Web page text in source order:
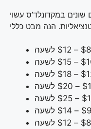
במקדונלד’ס עשוי